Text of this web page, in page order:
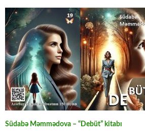
Südabə Məmmədova – “Debüt” kitabı